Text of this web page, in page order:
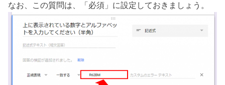
なお、この質問は、「必須」に設定しておきましょう。